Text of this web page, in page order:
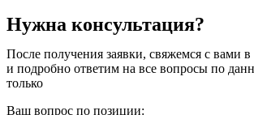
Нужна консультация?
После получения заявки, свяжемся с вами
и подробно ответим на все вопросы по
только
Ваш вопрос по позиции: